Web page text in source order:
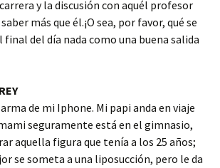
y la discusión con aquél profesor
más que él.¡O sea, por favor, qué se
final del día nada como una buena salida
de mi Iphone. Mi papi anda en viaje
seguramente está en el gimnasio,
aquella figura que tenía a los 25 años;
se someta a una liposucción, pero le da